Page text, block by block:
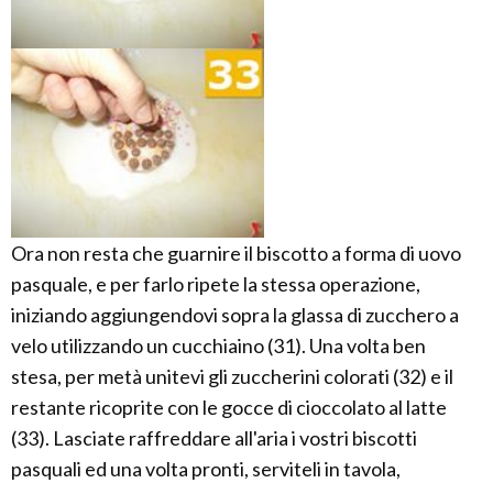
Ora non resta che guarnire il biscotto a forma di uovo
pasquale, e per farlo ripete la stessa operazione,
iniziando aggiungendovi sopra la glassa di zucchero a
velo utilizzando un cucchiaino (31). Una volta ben
stesa, per metà unitevi gli zuccherini colorati (32) e il
restante ricoprite con le gocce di cioccolato al latte
(33). Lasciate raffreddare all'aria i vostri biscotti
pasquali ed una volta pronti, serviteli in tavola,